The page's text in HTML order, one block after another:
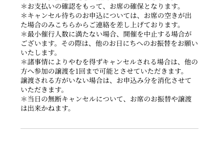
＊お支払いの確認をもって、お席の確保となります。
＊キャンセル待ちのお申込については、お席の空きが出
た場合のみこちらからご連絡を差し上げております。
＊最小催行人数に満たない場合、開催を中止する場合が
ございます。その際は、他のお日にちへのお振替をお願い
いたします。
＊諸事情によりやむを得ずキャンセルされる場合は、他の
方へ参加の譲渡を1回まで可能とさせていただきます。
譲渡される方がいない場合は、お申込み分を消化させて
いただきます。
＊当日の無断キャンセルについて、お席のお振替や譲渡
は出来かねます。